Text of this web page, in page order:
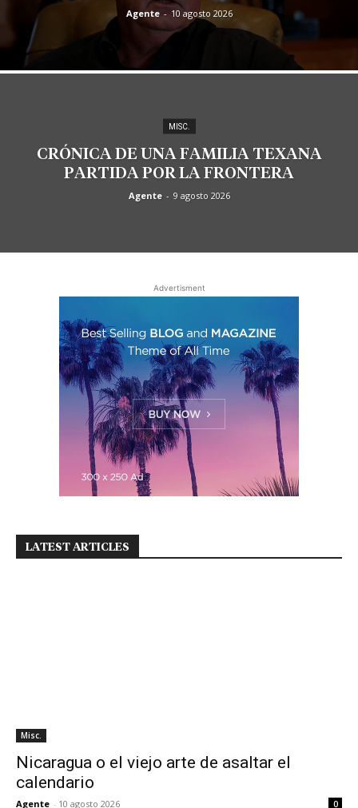
Agente - 10 agosto 2026
MISC.
CRÓNICA DE UNA FAMILIA TEXANA
PARTIDA POR LA FRONTERA
Agente - 9 agosto 2026
Advertisment
LATEST ARTICLES
Misc.
Nicaragua o el viejo arte de asaltar el
calendario
Agente - 10 agosto 2026 0